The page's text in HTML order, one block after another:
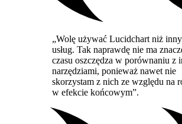
„Wolę używać Lucidchart niż
usług. Tak naprawdę nie ma
czasu oszczędza w porównaniu z
narzędziami, ponieważ nawet nie
skorzystam z nich ze względu na
w efekcie końcowym”.